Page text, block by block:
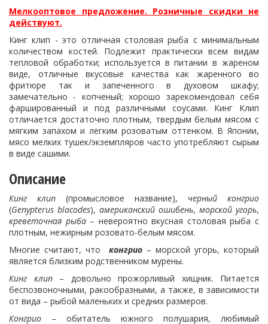
Мелкооптовое предложение. Розничные скидки не
действуют.
Кинг клип - это отличная столовая рыба с минимальным
количеством костей. Подлежит практически всем видам
тепловой обработки; используется в питании в жареном
виде, отличные вкусовые качества как жаренного во
фритюре так и запеченного в духовом шкафу;
замечательно - копченый; хорошо зарекомендовал себя
фаршированный и под различными соусами. Кинг Клип
отличается достаточно плотным, твердым белым мясом с
мягким запахом и легким розоватым оттенком. В Японии,
мясо мелких тушек/экземпляров часто употребляют сырым
в виде сашими.
Описание
Кинг клип (промысловое название), черный конгрио
(Genypterus blacodes), американский ошибень, морской угорь,
креветочная рыба– невероятно вкусная столовая рыба с
плотным, нежирным розовато-белым мясом.
Многие считают, что конгрио – морской угорь, который
является близким родственником мурены.
Кинг клип– довольно прожорливый хищник. Питается
беспозвоночными, ракообразными, а также, в зависимости
от вида – рыбой маленьких и средних размеров.
Конгрио – обитатель южного полушария, любимый